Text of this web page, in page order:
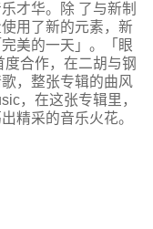
才华。除 了与新制
用了新的元素，新
美的一天」。「眼
合作，在二胡与钢
，整张专辑的曲风
，在这张专辑里，
精采的音乐火花。